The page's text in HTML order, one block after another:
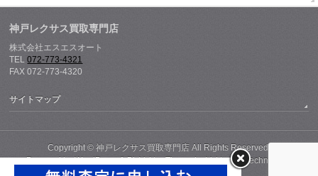
神戸レクサス買取専門店
株式会社エスエスオート
TEL072-773-4321
FAX 072-773-4320
サイトマップ
Copyright © 神戸レクサス買取専門店All Rights Reserved.
Powered byWordPress&BizVektor ThemebyVektor,Inc. technology.